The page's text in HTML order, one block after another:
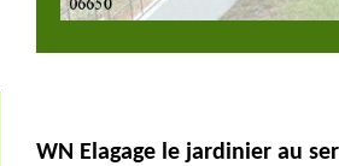
WN Elagage le jardinier au